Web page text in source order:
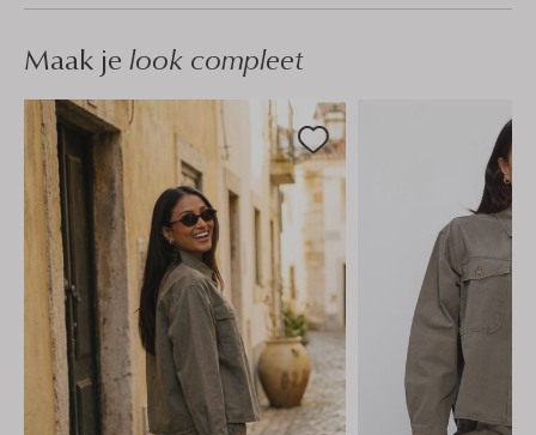
Maak je look compleet